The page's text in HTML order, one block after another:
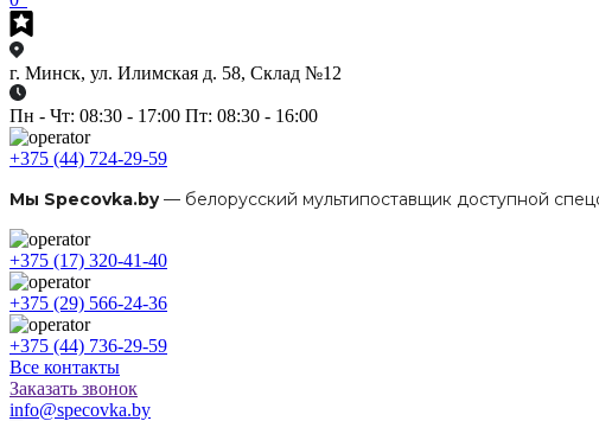
г. Минск, ул. Илимская д. 58, Склад №12
Пн - Чт: 08:30 - 17:00 Пт: 08:30 - 16:00
+375 (44) 724-29-59
Мы Specovka.by — белорусский мультипоставщик доступной
+375 (17) 320-41-40
+375 (29) 566-24-36
+375 (44) 736-29-59
Все контакты
Заказать звонок
info@specovka.by